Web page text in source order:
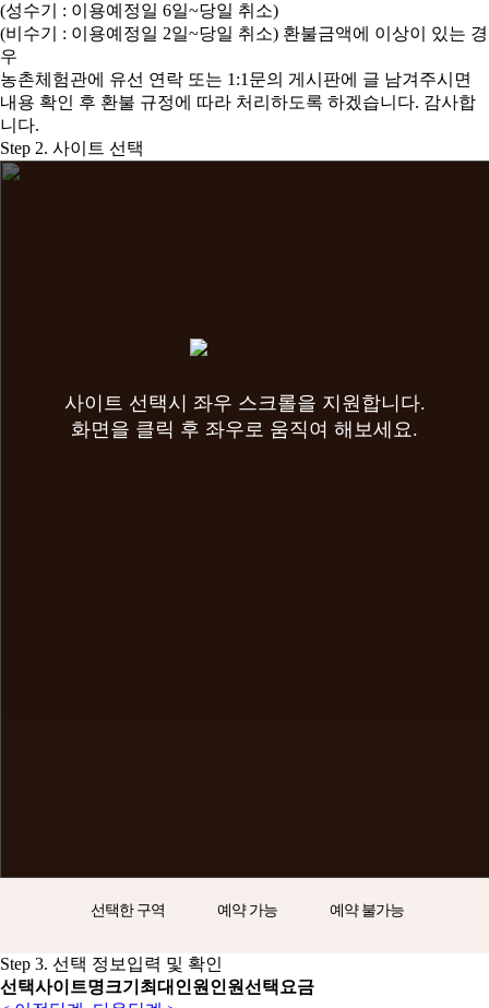
(성수기 : 이용예정일 6일~당일 취소)
(비수기 : 이용예정일 2일~당일 취소) 환불금액에 이상이 있는 경
우
농촌체험관에 유선 연락 또는 1:1문의 게시판에 글 남겨주시면
내용 확인 후 환불 규정에 따라 처리하도록 하겠습니다. 감사합
니다.
Step 2. 사이트 선택
사이트 선택시 좌우 스크롤을 지원합니다.
화면을 클릭 후 좌우로 움직여 해보세요.
선택한 구역 예약 가능 예약 불가능
Step 3. 선택 정보입력 및 확인
선택사이트명크기 최대인원 인원선택 요금